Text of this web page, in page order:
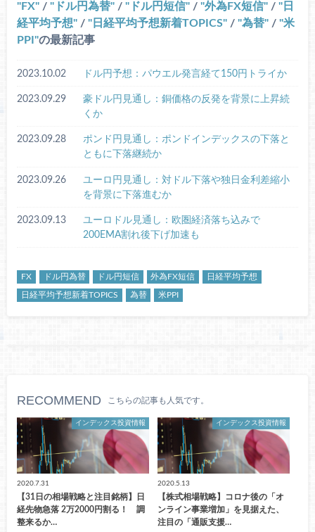
FX / ドル円為替 / ドル円短信 / 外為FX短信 /
日
経平均予想
/ 日経平均予想新着TOPICS / 為替 / 米
PPI の最新記事
2023.10.02 ドル円予想：パウエル発言経て150円トライか
2023.09.29
豪ドル円見通し：銅価格の反発を背景に上昇続
くか
2023.09.28
ポンド円見通し：ポンドインデックスの下落と
ともに下落継続か
2023.09.26
ユーロ円見通し：対ドル下落や独日金利差縮小
を背景に下落進むか
2023.09.13
ユーロドル見通し：欧圏経済落ち込みで
200EMA割れ後下げ加速も
FX ドル円為替 ドル円短信 外為FX短信 日経平均予想
日経平均予想新着TOPICS 為替 米PPI
RECOMMEND こちらの記事も人気です。
インデックス投資情報
2020.7.31
【31日の相場戦略と注目銘柄】日
経先物急落 2万2000円割る！ 調
整来るか…
インデックス投資情報
2020.5.13
【株式相場戦略】コロナ後の「オ
ンライン事業増加」を見据えた、
注目の「通販支援…